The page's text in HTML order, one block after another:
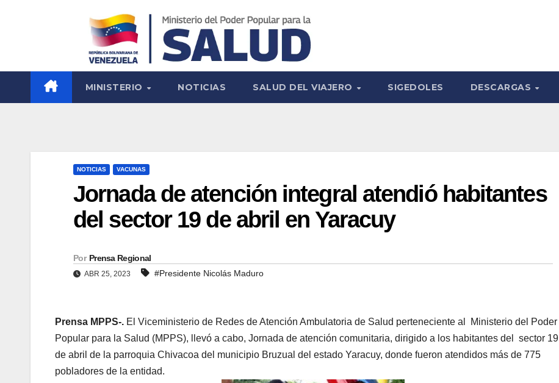
MINISTERIO NOTICIAS SALUD DEL VIAJERO SIGEDOLES DESCARGAS
NOTICIAS VACUNAS
Jornada de atención integral atendió habitantes
del sector 19 de abril en Yaracuy
Por Prensa Regional
ABR 25, 2023 #Presidente Nicolás Maduro
Prensa MPPS-. El Viceministerio de Redes de Atención Ambulatoria de Salud perteneciente al Ministerio del Poder
Popular para la Salud (MPPS), llevó a cabo, Jornada de atención comunitaria, dirigido a los habitantes del sector 19
de abril de la parroquia Chivacoa del municipio Bruzual del estado Yaracuy, donde fueron atendidos más de 775
pobladores de la entidad.